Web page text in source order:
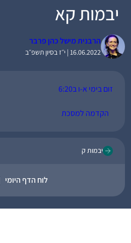
יבמות קא
הרבנית מישל כהן פרבר
16.06.2022 | י״ז בסיון תשפ״ב
זום בימי א-ו ב6:20
הקדמה למסכת
יבמות ק
לוח הדף היומי